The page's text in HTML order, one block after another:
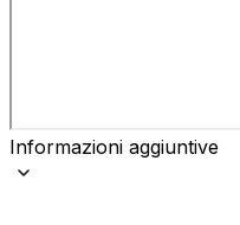
Informazioni aggiuntive